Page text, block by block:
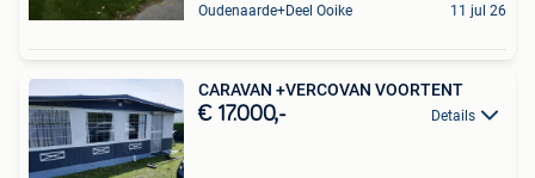
Oudenaarde+Deel Ooike 11 jul 26
CARAVAN +VERCOVAN VOORTENT
€ 17.000,- Details